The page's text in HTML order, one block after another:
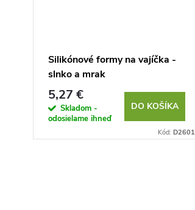
Silikónové formy na vajíčka -
slnko a mrak
5,27 €
Skladom -
odosielame ihneď
DO KOŠÍKA
Kód: D2601